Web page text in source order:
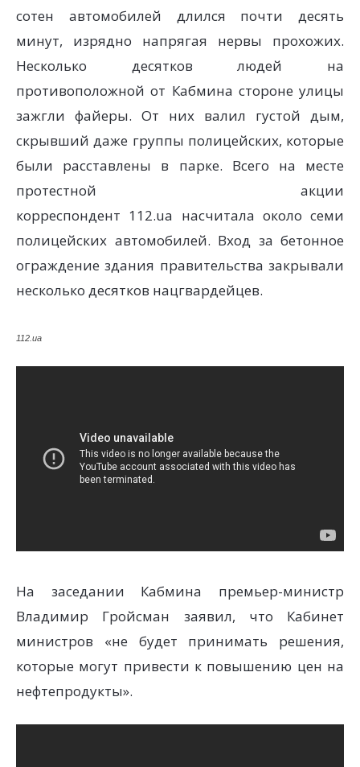
сотен автомобилей длился почти десять
минут, изрядно напрягая нервы прохожих.
Несколько десятков людей на
противоположной от Кабмина стороне улицы
зажгли файеры. От них валил густой дым,
скрывший даже группы полицейских, которые
были расставлены в парке. Всего на месте
протестной акции
корреспондент 112.ua насчитала около семи
полицейских автомобилей. Вход за бетонное
ограждение здания правительства закрывали
несколько десятков нацгвардейцев.
112.ua
На заседании Кабмина премьер-министр
Владимир Гройсман заявил, что Кабинет
министров «не будет принимать решения,
которые могут привести к повышению цен на
нефтепродукты».